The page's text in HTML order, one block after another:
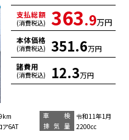
支払総額
(消費税込) 363.9万円
本体価格
(消費税込) 351.6万円
諸費用
(消費税込) 12.3万円
車 検
令和11年1月
ア6AT 排気量 2200cc